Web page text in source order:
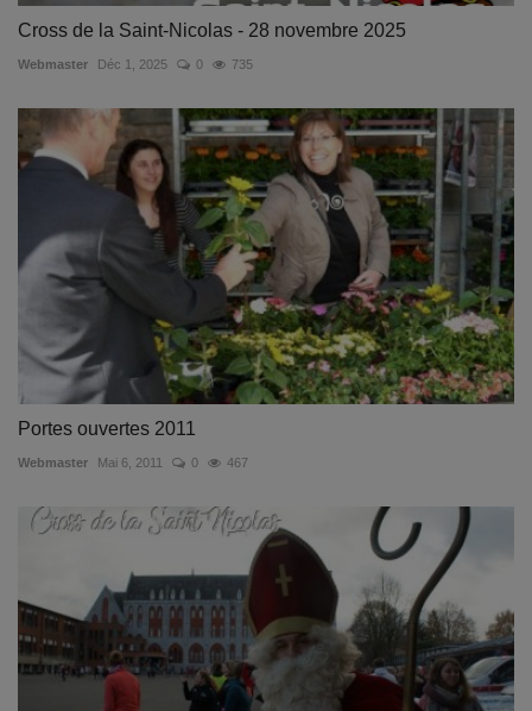
Cross de la Saint-Nicolas - 28 novembre 2025
Webmaster Déc 1, 2025 0 735
Portes ouvertes 2011
Webmaster Mai 6, 2011 0 467